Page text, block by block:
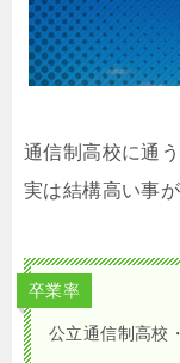
通信制高校に通
実は結構高い事
卒業率
公立通信制高校